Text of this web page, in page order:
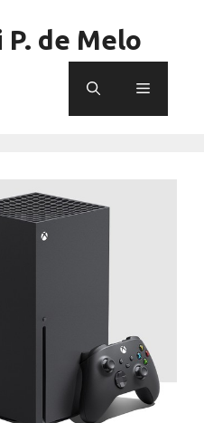
P. de Melo
Menu